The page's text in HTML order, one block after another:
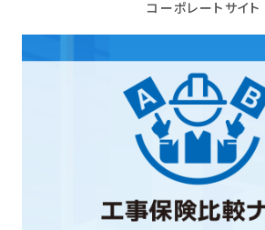
コーポレートサイト